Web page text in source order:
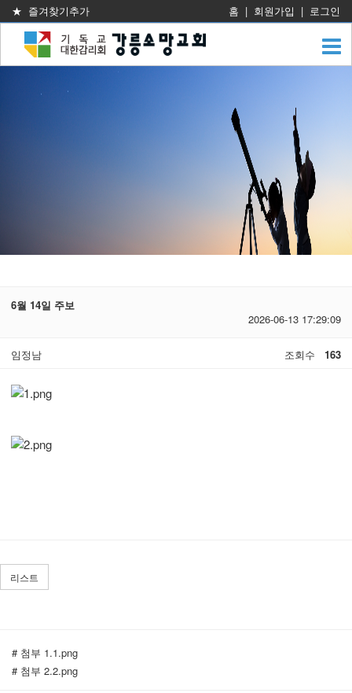
★ 즐겨찾기추가 홈 | 회원가입 | 로그인
6월 14일 주보
2026-06-13 17:29:09
임정남 조회수 163
리스트
# 첨부 1.1.png
# 첨부 2.2.png